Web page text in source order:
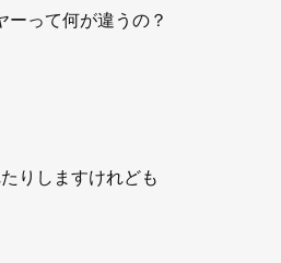
ーって何が違うの？
りしますけれども